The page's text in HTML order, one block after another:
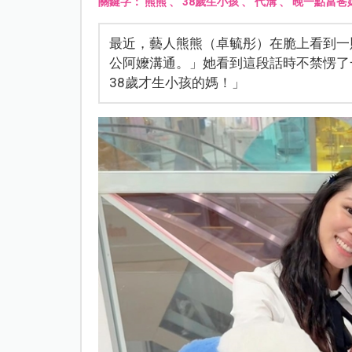
最近，藝人熊熊（卓毓彤）在脆上看到
公阿嬤溝通。」她看到這段話時不禁愣
38歲才生小孩的媽！」